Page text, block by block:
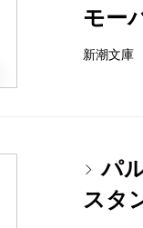
モー
新潮文
パ
スタ